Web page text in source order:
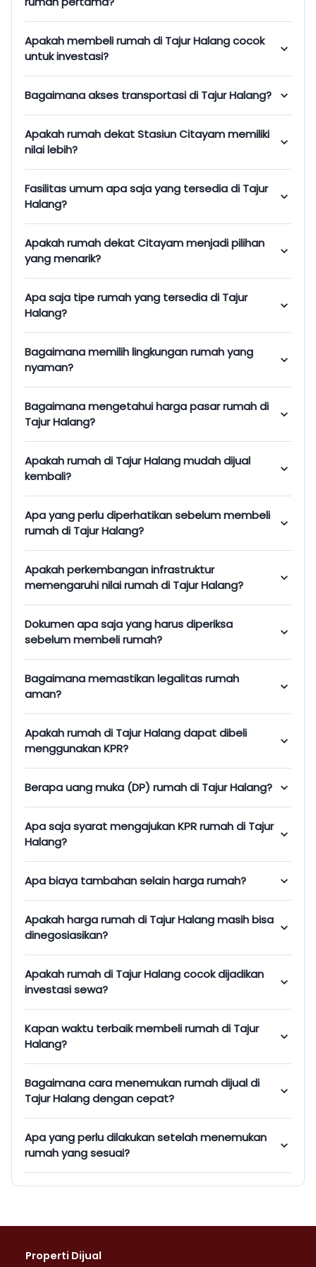
Apakah membeli rumah di Tajur Halang cocok
untuk investasi?
Bagaimana akses transportasi di Tajur Halang?
Apakah rumah dekat Stasiun Citayam memiliki
nilai lebih?
Fasilitas umum apa saja yang tersedia di Tajur
Halang?
Apakah rumah dekat Citayam menjadi pilihan
yang menarik?
Apa saja tipe rumah yang tersedia di Tajur
Halang?
Bagaimana memilih lingkungan rumah yang
nyaman?
Bagaimana mengetahui harga pasar rumah di
Tajur Halang?
Apakah rumah di Tajur Halang mudah dijual
kembali?
Apa yang perlu diperhatikan sebelum membeli
rumah di Tajur Halang?
Apakah perkembangan infrastruktur
memengaruhi nilai rumah di Tajur Halang?
Dokumen apa saja yang harus diperiksa
sebelum membeli rumah?
Bagaimana memastikan legalitas rumah
aman?
Apakah rumah di Tajur Halang dapat dibeli
menggunakan KPR?
Berapa uang muka (DP) rumah di Tajur Halang?
Apa saja syarat mengajukan KPR rumah di Tajur
Halang?
Apa biaya tambahan selain harga rumah?
Apakah harga rumah di Tajur Halang masih bisa
dinegosiasikan?
Apakah rumah di Tajur Halang cocok dijadikan
investasi sewa?
Kapan waktu terbaik membeli rumah di Tajur
Halang?
Bagaimana cara menemukan rumah dijual di
Tajur Halang dengan cepat?
Apa yang perlu dilakukan setelah menemukan
rumah yang sesuai?
Properti Dijual